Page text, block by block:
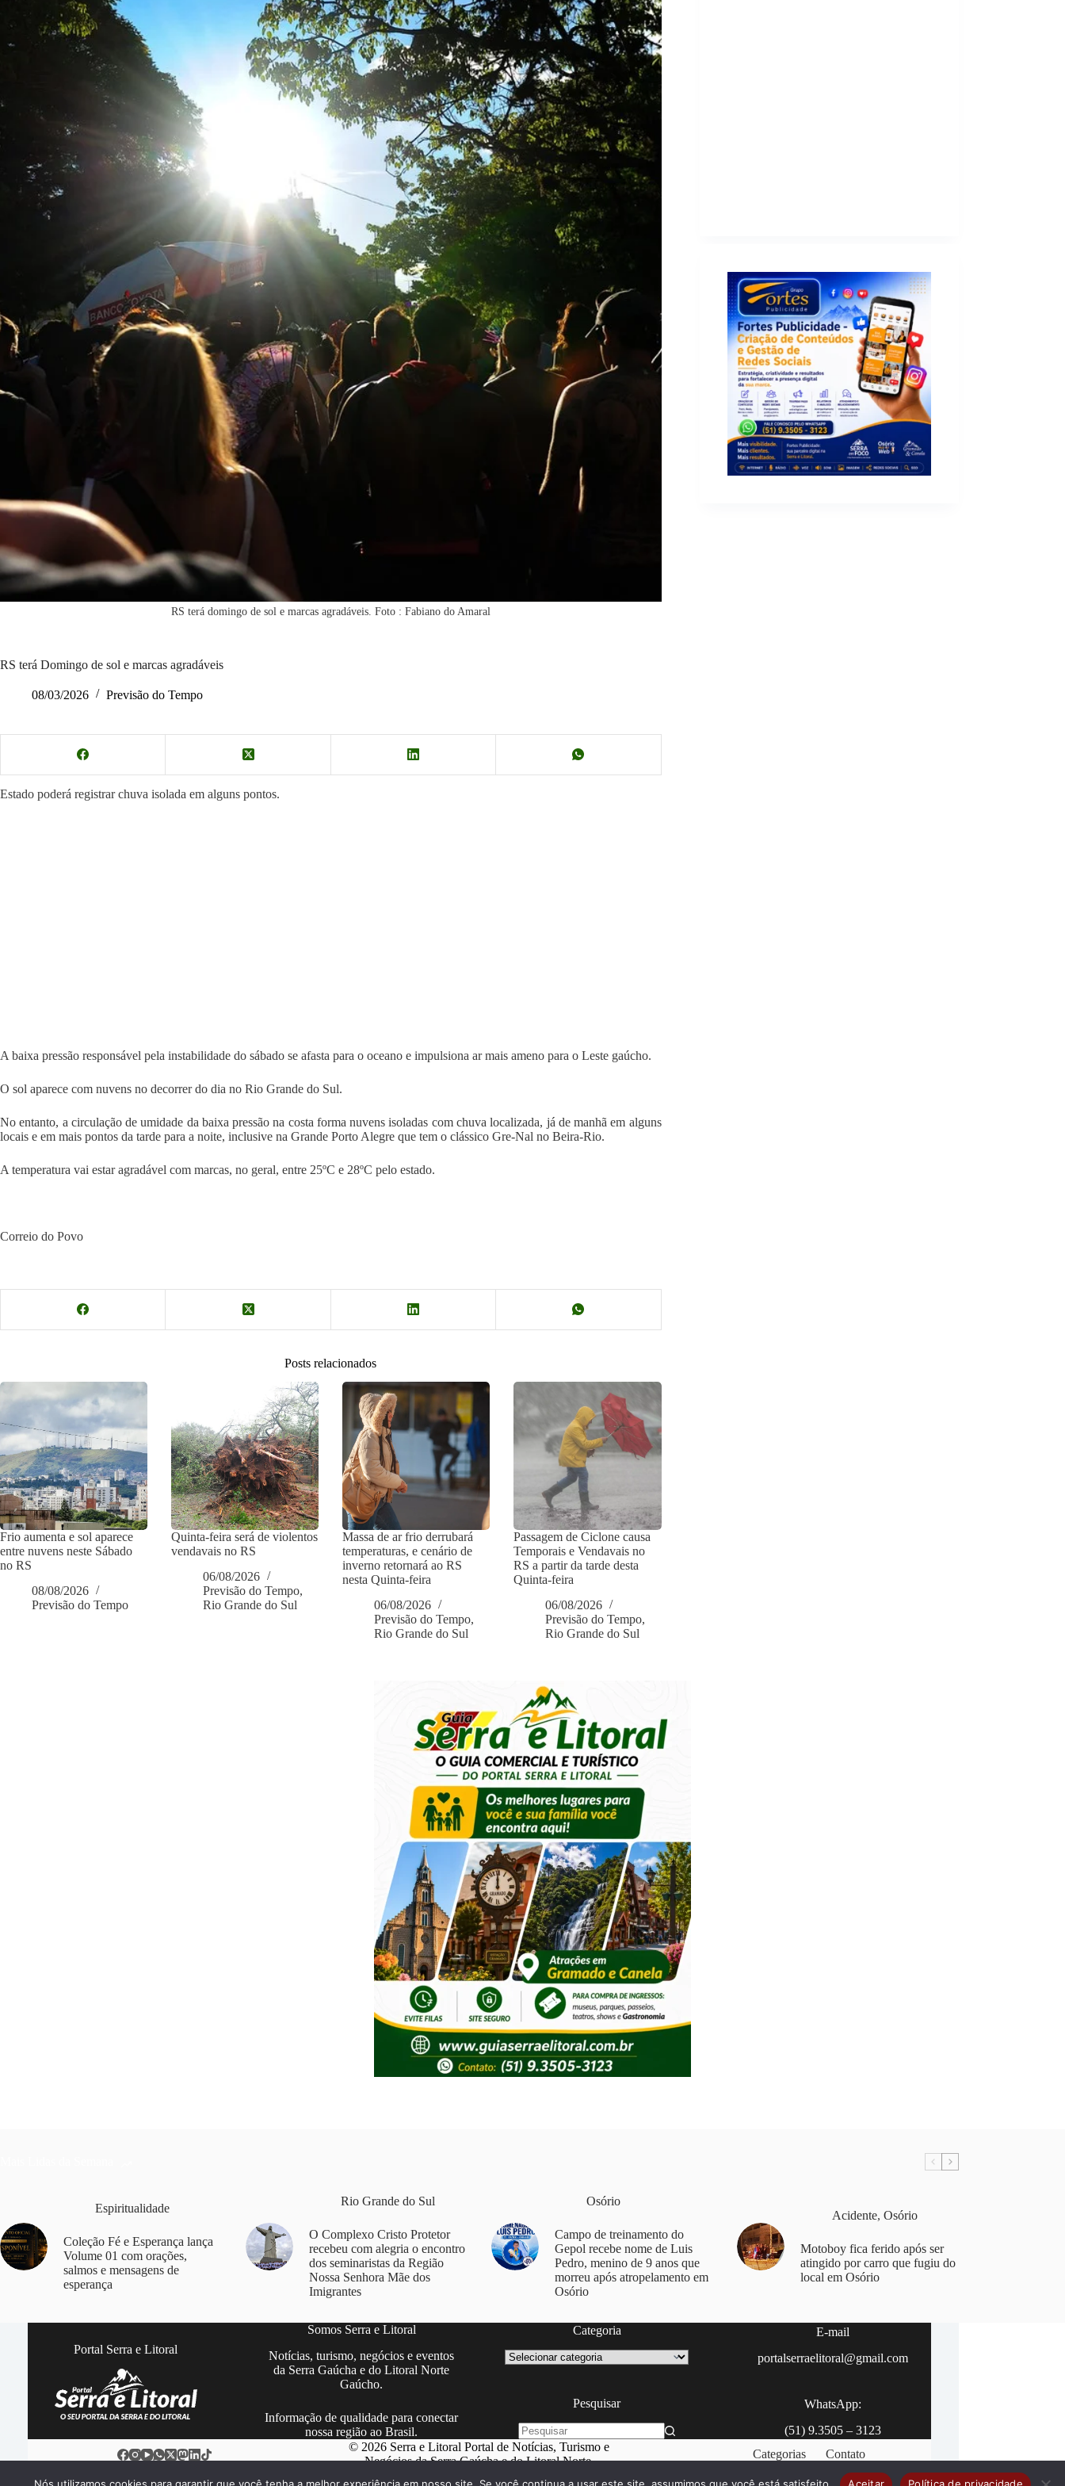
RS terá domingo de sol e marcas agradáveis. Foto : Fabiano do Amaral
RS terá Domingo de sol e marcas agradáveis
08/03/2026 Previsão do Tempo
Estado poderá registrar chuva isolada em alguns pontos.
A baixa pressão responsável pela instabilidade do sábado se afasta para o oceano e impulsiona ar mais ameno para o Leste gaúcho.
O sol aparece com nuvens no decorrer do dia no Rio Grande do Sul.
No entanto, a circulação de umidade da baixa pressão na costa forma nuvens isoladas com chuva localizada, já de manhã em alguns
locais e em mais pontos da tarde para a noite, inclusive na Grande Porto Alegre que tem o clássico Gre-Nal no Beira-Rio.
A temperatura vai estar agradável com marcas, no geral, entre 25ºC e 28ºC pelo estado.
Correio do Povo
Posts relacionados
Frio aumenta e sol aparece
entre nuvens neste Sábado
no RS
08/08/2026
Previsão do Tempo
Quinta-feira será de violentos
vendavais no RS
06/08/2026
Previsão do Tempo,
Rio Grande do Sul
Massa de ar frio derrubará
temperaturas, e cenário de
inverno retornará ao RS
nesta Quinta-feira
06/08/2026
Previsão do Tempo,
Rio Grande do Sul
Passagem de Ciclone causa
Temporais e Vendavais no
RS a partir da tarde desta
Quinta-feira
06/08/2026
Previsão do Tempo,
Rio Grande do Sul
Espiritualidade
Coleção Fé e Esperança lança
Volume 01 com orações,
salmos e mensagens de
esperança
Rio Grande do Sul
O Complexo Cristo Protetor
recebeu com alegria o encontro
dos seminaristas da Região
Nossa Senhora Mãe dos
Imigrantes
Osório
Campo de treinamento do
Gepol recebe nome de Luis
Pedro, menino de 9 anos que
morreu após atropelamento em
Osório
Acidente, Osório
Motoboy fica ferido após ser
atingido por carro que fugiu do
local em Osório
Portal Serra e Litoral
Somos Serra e Litoral
Notícias, turismo, negócios e eventos
da Serra Gaúcha e do Litoral Norte
Gaúcho.
Informação de qualidade para conectar
nossa região ao Brasil.
Categoria
Categoria
Pesquisar
Sem
resultados
E-mail
portalserraelitoral@gmail.com
WhatsApp:
(51) 9.3505 – 3123
© 2026 Serra e Litoral Portal de Notícias, Turismo e
Negócios da Serra Gaúcha e do Litoral Norte.
Categorias Contato